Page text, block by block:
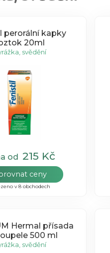
perorální kapky
20ml
svědění
od 215 Kč
ceny
v 8 obchodech
Hermal přísada
500 ml
svědění